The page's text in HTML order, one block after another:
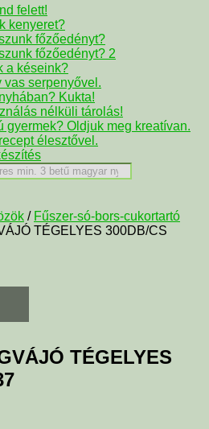
felett!
kenyeret?
főzőedényt?
főzőedényt? 2
a késeink?
vas serpenyővel.
Kukta!
nélküli tárolás!
gyermek? Oldjuk meg kreatívan.
élesztővel.
/ Fűszer-só-bors-cukortartó
TÉGELYES 300DB/CS
TÉGELYES